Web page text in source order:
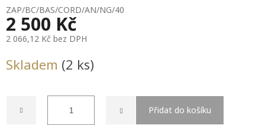
ZAP/BC/BAS/CORD/AN/NG/40
2 500 Kč
2 066,12 Kč bez DPH
cena:
Skladem (2 ks)
Přidat do košíku